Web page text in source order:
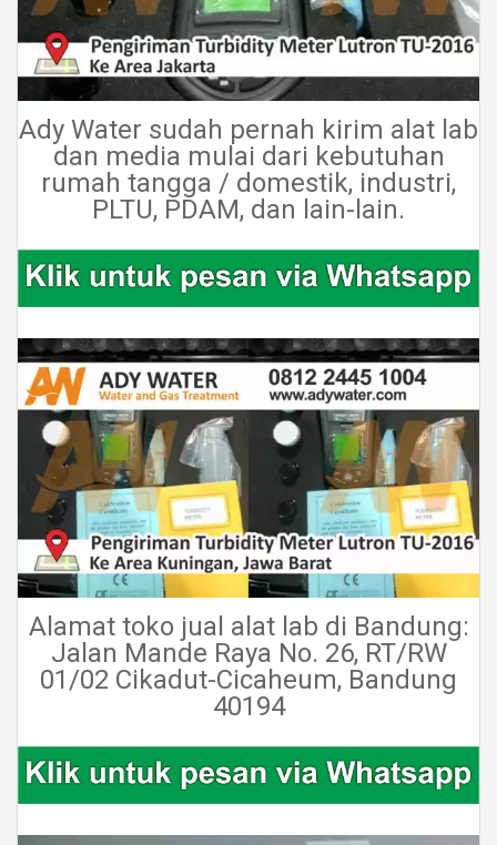
Ady Water sudah pernah kirim alat lab
dan media mulai dari kebutuhan
rumah tangga / domestik, industri,
PLTU, PDAM, dan lain-lain.
Alamat toko jual alat lab di Bandung:
Jalan Mande Raya No. 26, RT/RW
01/02 Cikadut-Cicaheum, Bandung
40194